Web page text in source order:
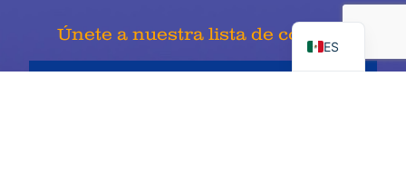
Únete a nuestra lista de correos
ES